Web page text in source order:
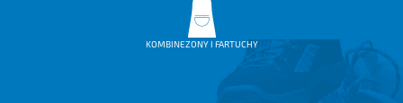
KOMBINEZONY I FARTUCHY